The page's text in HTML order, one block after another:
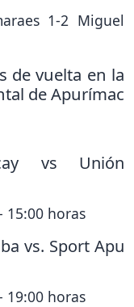
1-2 Miguel
de vuelta en la
de Apurímac
vs Unión
15:00 horas
vs. Sport Apu
19:00 horas